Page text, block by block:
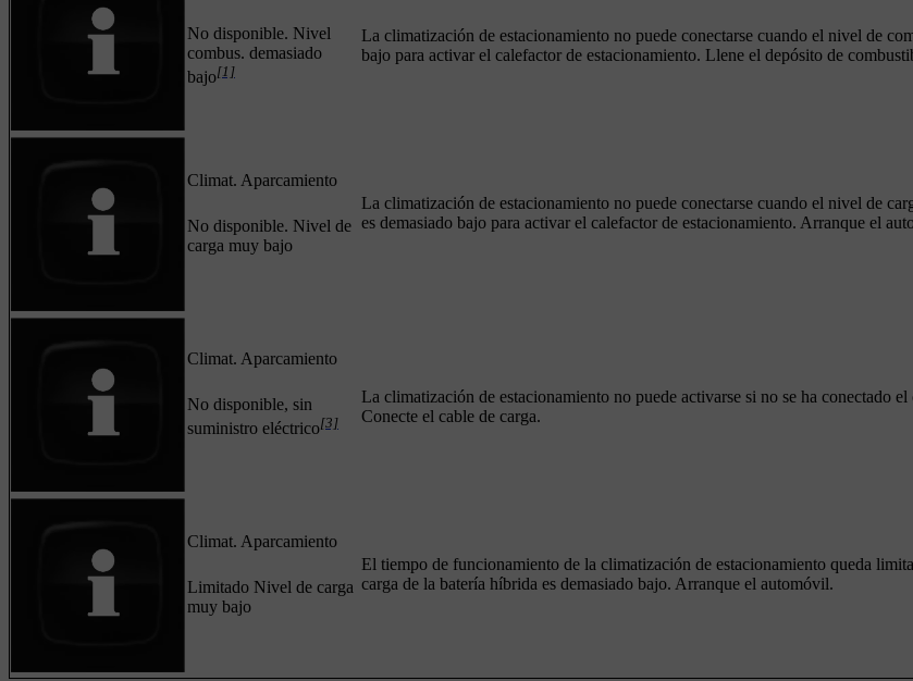
No disponible. Nivel
combus. demasiado
bajo[1]
La climatización de estacionamiento no puede conectarse cuando el nivel de
bajo para activar el calefactor de estacionamiento. Llene el depósito de
Climat. Aparcamiento
No disponible. Nivel de
carga muy bajo
La climatización de estacionamiento no puede conectarse cuando el nivel de
es demasiado bajo para activar el calefactor de estacionamiento. Arranque el
Climat. Aparcamiento
No disponible, sin
suministro eléctrico[3]
La climatización de estacionamiento no puede activarse si no se ha conectado el
Conecte el cable de carga.
Climat. Aparcamiento
Limitado Nivel de carga
muy bajo
El tiempo de funcionamiento de la climatización de estacionamiento queda
carga de la batería híbrida es demasiado bajo. Arranque el automóvil.